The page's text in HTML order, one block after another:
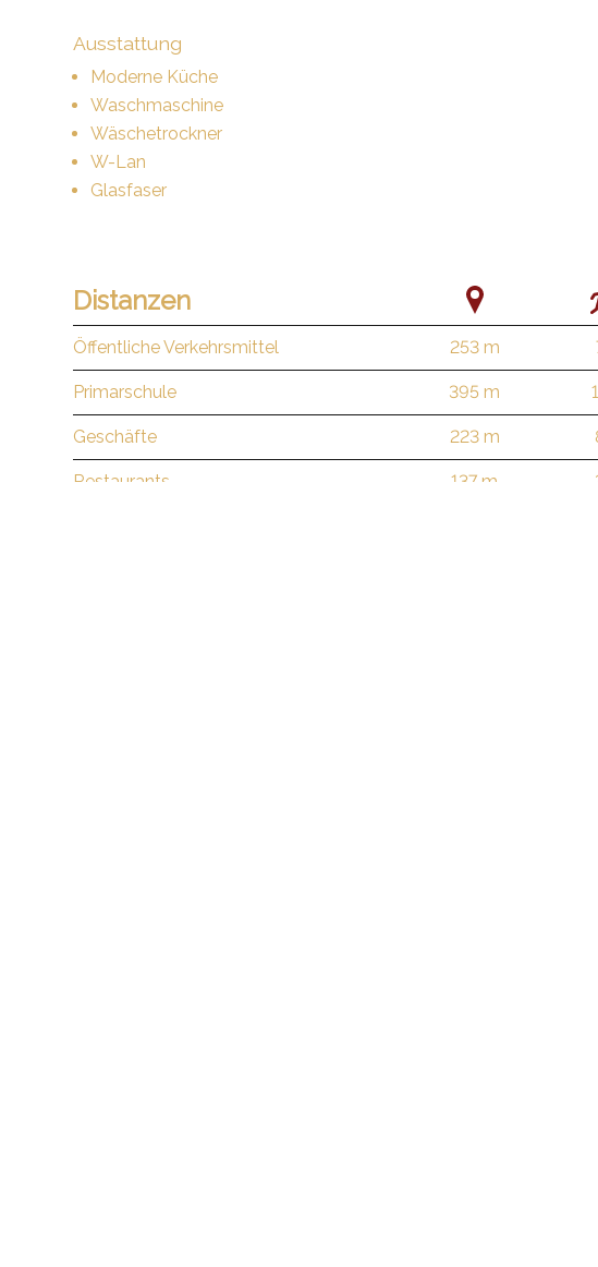
Ausstattung
Moderne Küche
Waschmaschine
Wäschetrockner
W-Lan
Glasfaser
Distanzen
Öffentliche Verkehrsmittel 253 m
Primarschule 395 m
Geschäfte 223 m
Restaurants 137 m